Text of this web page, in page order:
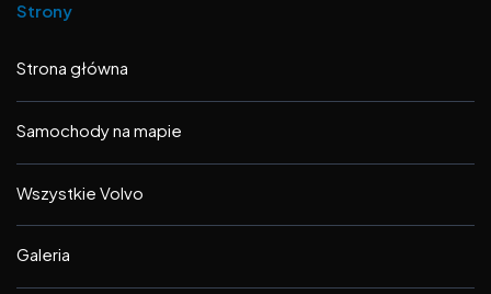
Strony
Strona główna
Samochody na mapie
Wszystkie Volvo
Galeria